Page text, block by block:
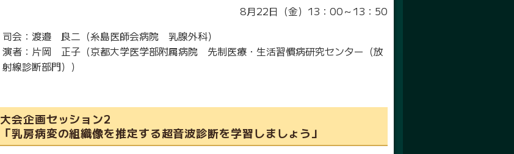
8月22日（金）13：00～13：50
司会：渡邉 良二（糸島医師会病院 乳腺外科）
演者：片岡 正子（京都大学医学部附属病院 先制医療・生活習慣病研究センター（放
射線診断部門））
大会企画セッション2
「乳房病変の組織像を推定する超音波診断を学習しましょう」